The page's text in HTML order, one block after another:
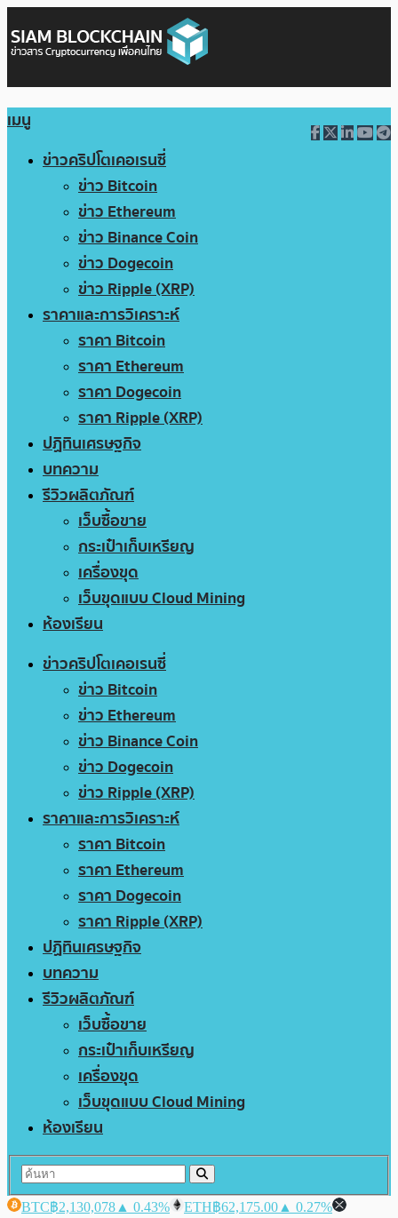
เมนู
ข่าวคริปโตเคอเรนซี่
ข่าว Bitcoin
ข่าว Ethereum
ข่าว Binance Coin
ข่าว Dogecoin
ข่าว Ripple (XRP)
ราคาและการวิเคราะห์
ราคา Bitcoin
ราคา Ethereum
ราคา Dogecoin
ราคา Ripple (XRP)
ปฏิทินเศรษฐกิจ
บทความ
รีวิวผลิตภัณฑ์
เว็บซื้อขาย
กระเป๋าเก็บเหรียญ
เครื่องขุด
เว็บขุดแบบ Cloud Mining
ห้องเรียน
ข่าวคริปโตเคอเรนซี่
ข่าว Bitcoin
ข่าว Ethereum
ข่าว Binance Coin
ข่าว Dogecoin
ข่าว Ripple (XRP)
ราคาและการวิเคราะห์
ราคา Bitcoin
ราคา Ethereum
ราคา Dogecoin
ราคา Ripple (XRP)
ปฏิทินเศรษฐกิจ
บทความ
รีวิวผลิตภัณฑ์
เว็บซื้อขาย
กระเป๋าเก็บเหรียญ
เครื่องขุด
เว็บขุดแบบ Cloud Mining
ห้องเรียน
BTC฿2,130,078 ▲ 0.43% ETH฿62,175.00 ▲ 0.27%